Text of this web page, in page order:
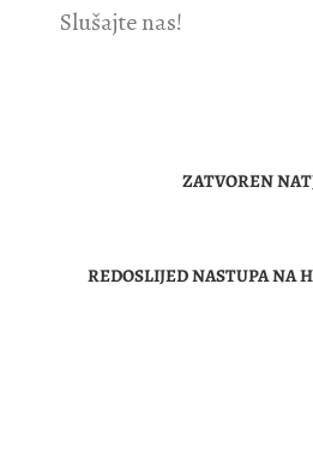
Slušajte nas!
ZATVOREN
REDOSLIJED NASTUPA NA